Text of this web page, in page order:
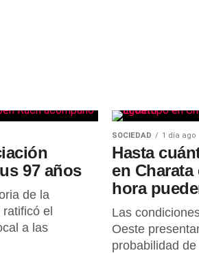
97 años
de la
el
a las
SOCIEDAD 1 día ago
Hasta
en
hora
Las
Oeste
probabilidad